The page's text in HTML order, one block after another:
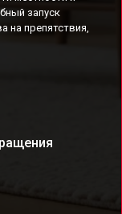
запуск
на препятствия,